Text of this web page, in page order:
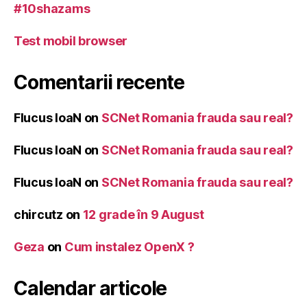
#10shazams
Test mobil browser
Comentarii recente
Flucus IoaN on SCNet Romania frauda sau real?
Flucus IoaN on SCNet Romania frauda sau real?
Flucus IoaN on SCNet Romania frauda sau real?
chircutz on 12 grade în 9 August
Geza on Cum instalez OpenX ?
Calendar articole